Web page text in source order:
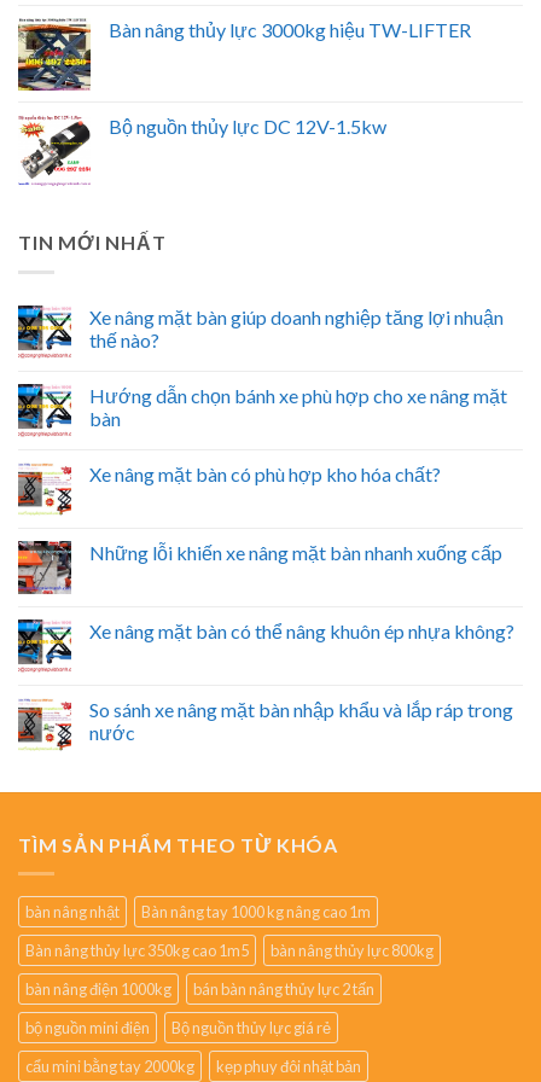
Bàn nâng thủy lực 3000kg hiệu TW-LIFTER
Bộ nguồn thủy lực DC 12V-1.5kw
TIN MỚI NHẤT
Xe nâng mặt bàn giúp doanh nghiệp tăng lợi nhuận
thế nào?
Hướng dẫn chọn bánh xe phù hợp cho xe nâng mặt
bàn
Xe nâng mặt bàn có phù hợp kho hóa chất?
Những lỗi khiến xe nâng mặt bàn nhanh xuống cấp
Xe nâng mặt bàn có thể nâng khuôn ép nhựa không?
So sánh xe nâng mặt bàn nhập khẩu và lắp ráp trong
nước
TÌM SẢN PHẨM THEO TỪ KHÓA
bàn nâng nhật
Bàn nâng tay 1000 kg nâng cao 1m
Bàn nâng thủy lực 350kg cao 1m5
bàn nâng thủy lực 800kg
bàn nâng điện 1000kg
bán bàn nâng thủy lực 2 tấn
bộ nguồn mini điện
Bộ nguồn thủy lực giá rẻ
cẩu mini bằng tay 2000kg
kẹp phuy đôi nhật bản